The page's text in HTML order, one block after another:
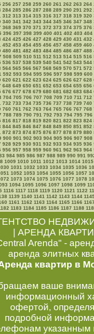
256 257 258 259 260 261 262 263 264
284 285 286 287 288 289 290 291 292
312 313 314 315 316 317 318 319 320
340 341 342 343 344 345 346 347 348
368 369 370 371 372 373 374 375 376
396 397 398 399 400 401 402 403 404
424 425 426 427 428 429 430 431 432
452 453 454 455 456 457 458 459 460
480 481 482 483 484 485 486 487 488
508 509 510 511 512 513 514 515 516
536 537 538 539 540 541 542 543 544
564 565 566 567 568 569 570 571 572
592 593 594 595 596 597 598 599 600
620 621 622 623 624 625 626 627 628
648 649 650 651 652 653 654 655 656
676 677 678 679 680 681 682 683 684
704 705 706 707 708 709 710 711 712
732 733 734 735 736 737 738 739 740
760 761 762 763 764 765 766 767 768
788 789 790 791 792 793 794 795 796
816 817 818 819 820 821 822 823 824
844 845 846 847 848 849 850 851 852
872 873 874 875 876 877 878 879 880
900 901 902 903 904 905 906 907 908
928 929 930 931 932 933 934 935 936
956 957 958 959 960 961 962 963 964
984 985 986 987 988 989 990 991
1009 1010 1011 1012 1013 1014 1015
1031 1032 1033 1034 1035 1036
1052 1053 1054 1055 1056 1057
1073 1074 1075 1076 1077 1078
1094 1095 1096 1097 1098 1099
1116 1117 1118 1119 1120 1121 1122
1139 1140 1141 1142 1143 1144
1161 1162 1163 1164 1165 1166
1183 1184 1185 1186 1187 1188
|АРЕНДА
Arenda" -
аренда элитных
квартир в
ваше
информационный
офертой,
подробной
указанным